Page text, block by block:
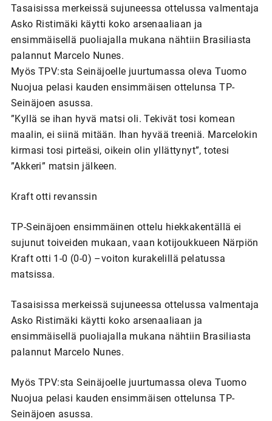
Tasaisissa merkeissä sujuneessa ottelussa valmentaja
Asko Ristimäki käytti koko arsenaaliaan ja
ensimmäisellä puoliajalla mukana nähtiin Brasiliasta
palannut Marcelo Nunes.
Myös TPV:sta Seinäjoelle juurtumassa oleva Tuomo
Nuojua pelasi kauden ensimmäisen ottelunsa TP-
Seinäjoen asussa.
”Kyllä se ihan hyvä matsi oli. Tekivät tosi komean
maalin, ei siinä mitään. Ihan hyvää treeniä. Marcelokin
kirmasi tosi pirteäsi, oikein olin yllättynyt”, totesi
”Akkeri” matsin jälkeen.
Kraft otti revanssin
TP-Seinäjoen ensimmäinen ottelu hiekkakentällä ei
sujunut toiveiden mukaan, vaan kotijoukkueen Närpiön
Kraft otti 1-0 (0-0) –voiton kurakelillä pelatussa
matsissa.
Tasaisissa merkeissä sujuneessa ottelussa valmentaja
Asko Ristimäki käytti koko arsenaaliaan ja
ensimmäisellä puoliajalla mukana nähtiin Brasiliasta
palannut Marcelo Nunes.
Myös TPV:sta Seinäjoelle juurtumassa oleva Tuomo
Nuojua pelasi kauden ensimmäisen ottelunsa TP-
Seinäjoen asussa.